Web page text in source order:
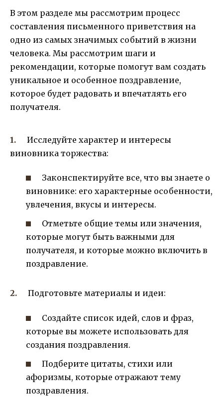
В этом разделе мы рассмотрим процесс
составления письменного приветствия на
одно из самых значимых событий в жизни
человека. Мы рассмотрим шаги и
рекомендации, которые помогут вам создать
уникальное и особенное поздравление,
которое будет радовать и впечатлять его
получателя.
Исследуйте характер и интересы
виновника торжества:
Законспектируйте все, что вы знаете о
виновнике: его характерные особенности,
увлечения, вкусы и интересы.
Отметьте общие темы или значения,
которые могут быть важными для
получателя, и которые можно включить в
поздравление.
Подготовьте материалы и идеи:
Создайте список идей, слов и фраз,
которые вы можете использовать для
создания поздравления.
Подберите цитаты, стихи или
афоризмы, которые отражают тему
поздравления.